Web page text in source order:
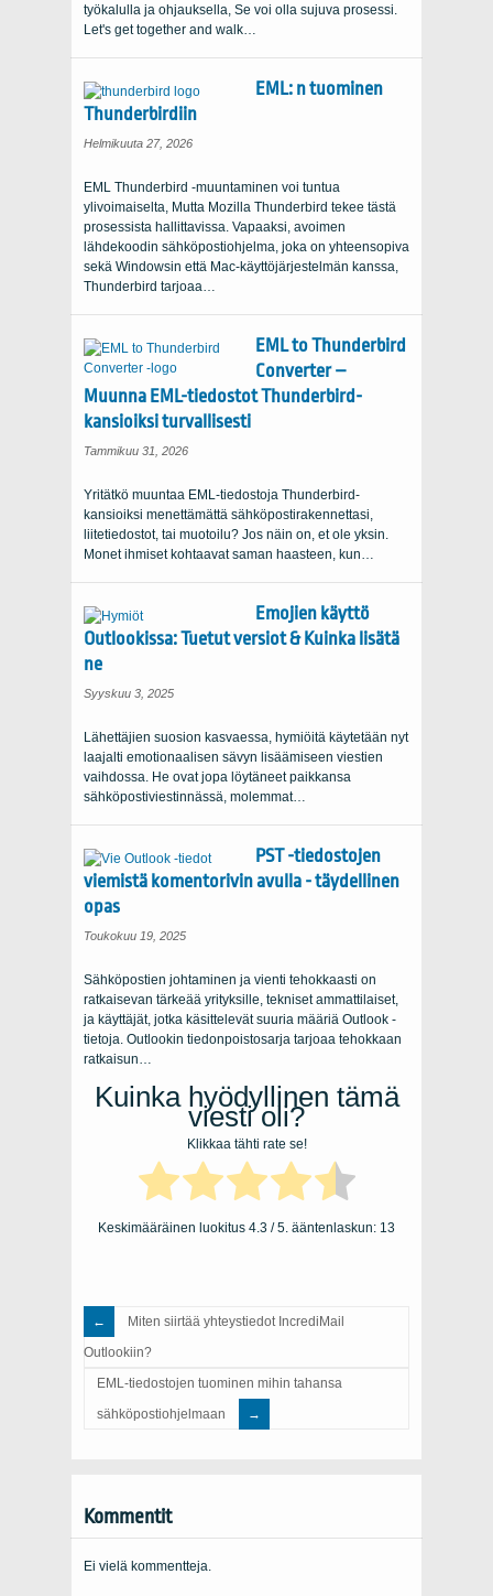
työkalulla ja ohjauksella, Se voi olla sujuva prosessi.
Let's get together and walk…
EML: n tuominen
Thunderbirdiin
Helmikuuta 27, 2026
EML Thunderbird -muuntaminen voi tuntua
ylivoimaiselta, Mutta Mozilla Thunderbird tekee tästä
prosessista hallittavissa. Vapaaksi, avoimen
lähdekoodin sähköpostiohjelma, joka on yhteensopiva
sekä Windowsin että Mac-käyttöjärjestelmän kanssa,
Thunderbird tarjoaa…
EML to Thunderbird
Converter –
Muunna EML-tiedostot Thunderbird-
kansioiksi turvallisesti
Tammikuu 31, 2026
Yritätkö muuntaa EML-tiedostoja Thunderbird-
kansioiksi menettämättä sähköpostirakennettasi,
liitetiedostot, tai muotoilu? Jos näin on, et ole yksin.
Monet ihmiset kohtaavat saman haasteen, kun…
Emojien käyttö
Outlookissa: Tuetut versiot & Kuinka lisätä
ne
Syyskuu 3, 2025
Lähettäjien suosion kasvaessa, hymiöitä käytetään nyt
laajalti emotionaalisen sävyn lisäämiseen viestien
vaihdossa. He ovat jopa löytäneet paikkansa
sähköpostiviestinnässä, molemmat…
PST -tiedostojen
viemistä komentorivin avulla - täydellinen
opas
Toukokuu 19, 2025
Sähköpostien johtaminen ja vienti tehokkaasti on
ratkaisevan tärkeää yrityksille, tekniset ammattilaiset,
ja käyttäjät, jotka käsittelevät suuria määriä Outlook -
tietoja. Outlookin tiedonpoistosarja tarjoaa tehokkaan
ratkaisun…
Kuinka hyödyllinen tämä
viesti oli?
Klikkaa tähti rate se!
Keskimääräinen luokitus 4.3 / 5. ääntenlaskun: 13
Miten siirtää yhteystiedot IncrediMail
Outlookiin?
EML-tiedostojen tuominen mihin tahansa
sähköpostiohjelmaan
Kommentit
Ei vielä kommentteja.